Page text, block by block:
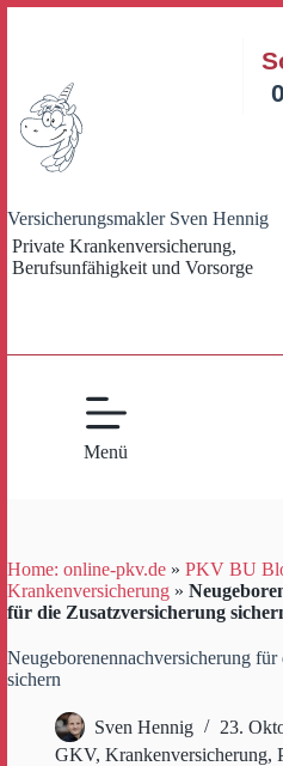
Versicherungsmakler Sven Hennig
Private Krankenversicherung,
Berufsunfähigkeit und Vorsorge
Menü
Home: online-pkv.de » PKV BU
Krankenversicherung »
für die Zusatzversicherung
Neugeborenennachversicherung
sichern
Sven Hennig
23.
GKV, Krankenversicherung,